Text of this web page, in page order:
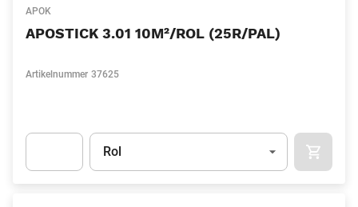
APOK
APOSTICK 3.01 10M²/ROL (25R/PAL)
Artikelnummer 37625
Eenheid
Rol IN